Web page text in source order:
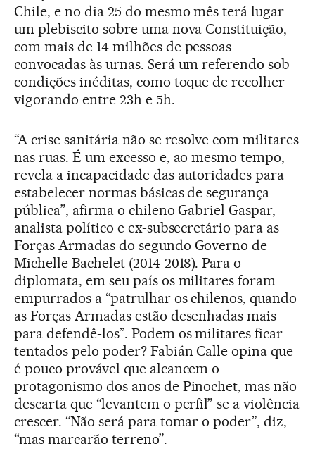
Chile, e no dia 25 do mesmo mês terá lugar
um plebiscito sobre uma nova Constituição,
com mais de 14 milhões de pessoas
convocadas às urnas. Será um referendo sob
condições inéditas, como toque de recolher
vigorando entre 23h e 5h.
“A crise sanitária não se resolve com militares
nas ruas. É um excesso e, ao mesmo tempo,
revela a incapacidade das autoridades para
estabelecer normas básicas de segurança
pública”, afirma o chileno Gabriel Gaspar,
analista político e ex-subsecretário para as
Forças Armadas do segundo Governo de
Michelle Bachelet (2014-2018). Para o
diplomata, em seu país os militares foram
empurrados a “patrulhar os chilenos, quando
as Forças Armadas estão desenhadas mais
para defendê-los”. Podem os militares ficar
tentados pelo poder? Fabián Calle opina que
é pouco provável que alcancem o
protagonismo dos anos de Pinochet, mas não
descarta que “levantem o perfil” se a violência
crescer. “Não será para tomar o poder”, diz,
“mas marcarão terreno”.